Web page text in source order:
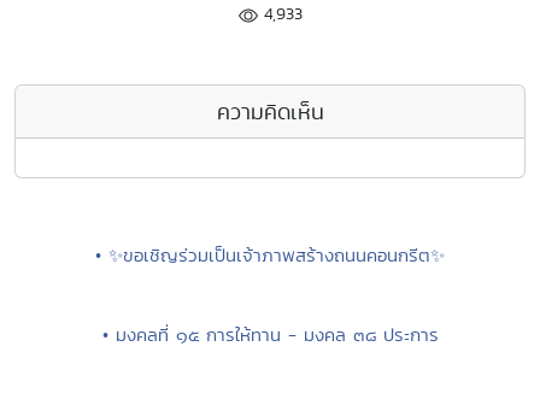
4,933
ความคิดเห็น
• ✨ขอเชิญร่วมเป็นเจ้าภาพสร้างถนนคอนกรีต✨
• มงคลที่ ๑๕ การให้ทาน - มงคล ๓๘ ประการ